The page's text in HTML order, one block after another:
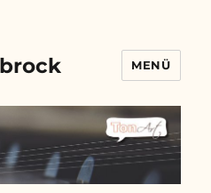
MENÜ